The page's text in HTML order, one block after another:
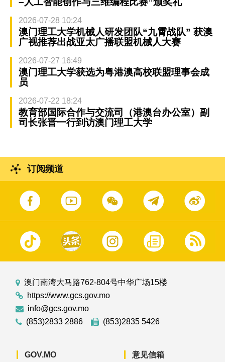
2026-07-28 10:24
澳门理工大学机械人研发团队“九霄战队” 获澳
广视推荐出战亚太广播联盟机械人大赛
2026-07-27 16:49
澳门理工大学获选为粤港澳高校联盟理事会成
员
2026-07-22 18:24
教育部国际合作与交流司（港澳台办公室）副
司长张晋一行到访澳门理工大学
订阅频道
澳门南湾大马路762-804号中华广场15楼
https://www.gcs.gov.mo
info@gcs.gov.mo
(853)2833 2886
(853)2835 5426
GOV.MO 意见信箱